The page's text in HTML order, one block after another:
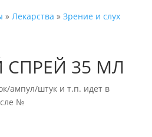
» Лекарства » Зрение и слух
СПРЕЙ 35 МЛ
ампул/штук и т.п. идет в
№